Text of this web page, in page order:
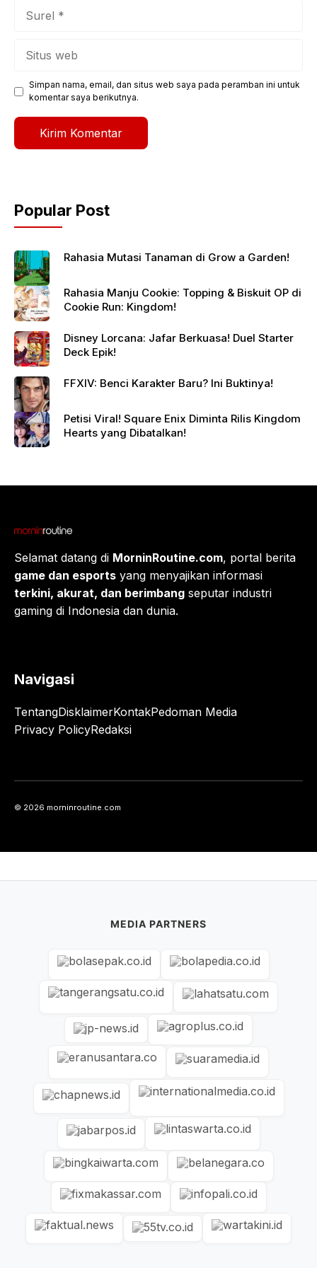
Simpan nama, email, dan situs web saya pada peramban ini untuk
komentar saya berikutnya.
Popular Post
Rahasia Mutasi Tanaman di Grow a Garden!
Rahasia Manju Cookie: Topping & Biskuit OP di
Cookie Run: Kingdom!
Disney Lorcana: Jafar Berkuasa! Duel Starter
Deck Epik!
FFXIV: Benci Karakter Baru? Ini Buktinya!
Petisi Viral! Square Enix Diminta Rilis Kingdom
Hearts yang Dibatalkan!
Selamat datang di MorninRoutine.com, portal berita
game dan esports yang menyajikan informasi
terkini, akurat, dan berimbang seputar industri
gaming di Indonesia dan dunia.
Navigasi
TentangDisklaimerKontakPedoman Media
Privacy PolicyRedaksi
© 2026 morninroutine.com
MEDIA PARTNERS